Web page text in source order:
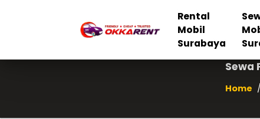
Rental
Mobil
Surabaya
Sewa
Home /